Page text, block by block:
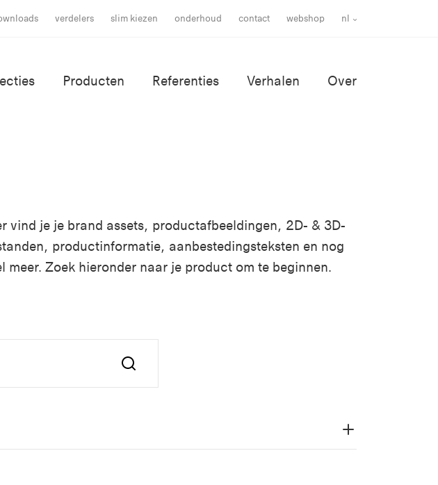
verdelers slim kiezen onderhoud contact webshop nl
Producten Referenties Verhalen Over
vind je je brand assets, productafbeeldingen, 2D- & 3D-
productinformatie, aanbestedingsteksten en nog
meer. Zoek hieronder naar je product om te beginnen.